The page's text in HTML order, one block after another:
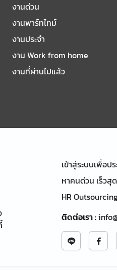
งานด่วน
งานพาร์ทไทม์
งานประจำ
งาน Work from home
งานที่ผ่านไปแล้ว
เข้าสู่ระบบเพื่อป
หาคนด่วน เร็วสุ
HR
ติดต่อเรา: